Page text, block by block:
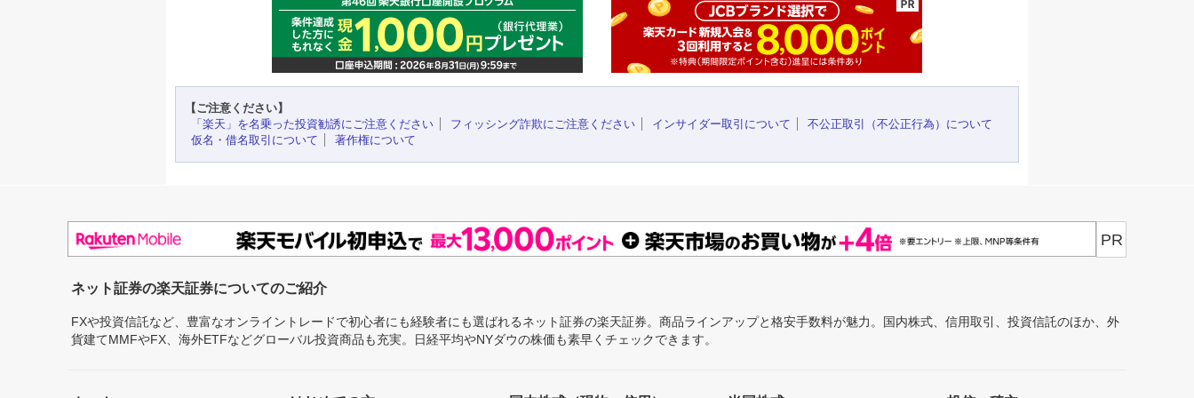
【ご注意ください】
「楽天」を名乗った投資勧誘にご注意ください
フィッシング詐欺にご注意ください インサイダー取引について
不公正取引（不公正行為）について
仮名・借名取引について
著作権について
PR
ネット証券の楽天証券についてのご紹介
FXや投資信託など、豊富なオンライントレードで初心者にも経験者にも選ばれるネット証券の楽天証券。商品ラインアップと格安手数料が魅力。国内株式、信用取引、投資信託のほか、外
貨建てMMFやFX、海外ETFなどグローバル投資商品も充実。日経平均やNYダウの株価も素早くチェックできます。